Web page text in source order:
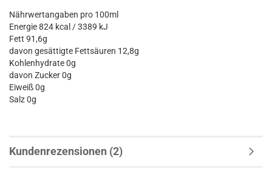
Nährwertangaben pro 100ml
Energie 824 kcal / 3389 kJ
Fett 91,6g
davon gesättigte Fettsäuren 12,8g
Kohlenhydrate 0g
davon Zucker 0g
Eiweiß 0g
Salz 0g
Kundenrezensionen (2)